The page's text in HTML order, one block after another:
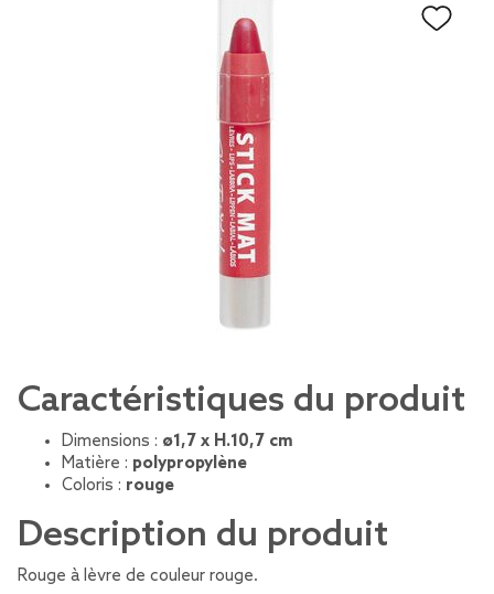
Caractéristiques du produit
Dimensions : ø1,7 x H.10,7 cm
Matière : polypropylène
Coloris : rouge
Description du produit
Rouge à lèvre de couleur rouge.